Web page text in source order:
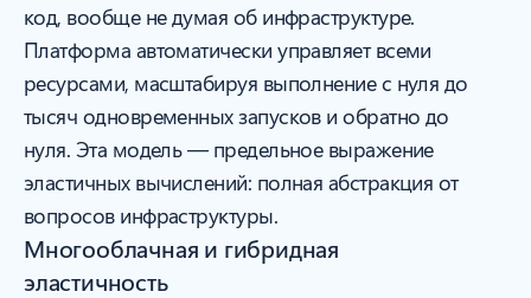
код, вообще не думая об инфраструктуре.
Платформа автоматически управляет всеми
ресурсами, масштабируя выполнение с нуля до
тысяч одновременных запусков и обратно до
нуля. Эта модель — предельное выражение
эластичных вычислений: полная абстракция от
вопросов инфраструктуры.
Многооблачная и гибридная
эластичность